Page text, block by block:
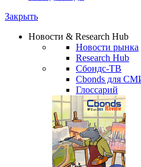
Watchlist
Сбондс Люди
Новости & Research Hub
Новости рынка
Research Hub
Сбондс-ТВ
Cbonds для СМИ
Глоссарий